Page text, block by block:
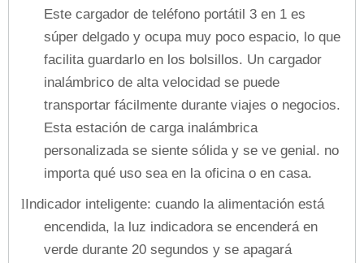
Este cargador de teléfono portátil 3 en 1 es
súper delgado y ocupa muy poco espacio, lo que
facilita guardarlo en los bolsillos. Un cargador
inalámbrico de alta velocidad se puede
transportar fácilmente durante viajes o negocios.
Esta estación de carga inalámbrica
personalizada se siente sólida y se ve genial. no
importa qué uso sea en la oficina o en casa.
lIndicador inteligente: cuando la alimentación está
encendida, la luz indicadora se encenderá en
verde durante 20 segundos y se apagará